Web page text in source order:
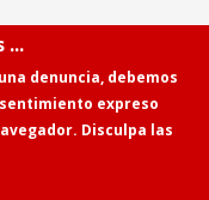
...
denuncia, debemos
expreso
Disculpa las